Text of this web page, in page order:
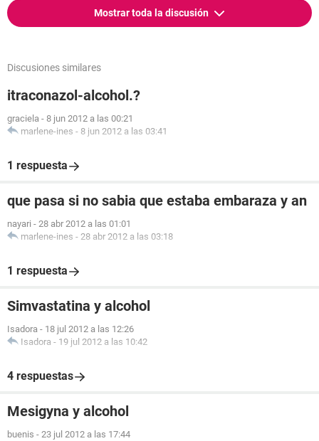
Mostrar toda la discusión
Discusiones similares
itraconazol-alcohol.?
graciela - 8 jun 2012 a las 00:21
marlene-ines - 8 jun 2012 a las 03:41
1 respuesta
que pasa si no sabia que estaba embaraza y an
nayari - 28 abr 2012 a las 01:01
marlene-ines - 28 abr 2012 a las 03:18
1 respuesta
Simvastatina y alcohol
Isadora - 18 jul 2012 a las 12:26
Isadora - 19 jul 2012 a las 10:42
4 respuestas
Mesigyna y alcohol
buenis - 23 jul 2012 a las 17:44